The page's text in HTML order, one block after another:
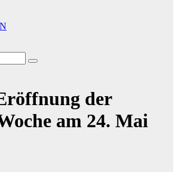
der
am 24. Mai